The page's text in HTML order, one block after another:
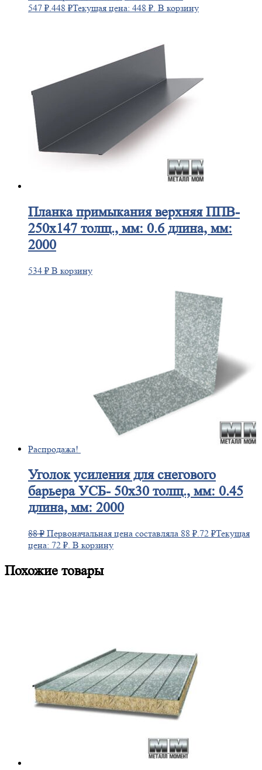
547 ₽.448 ₽Текущая цена: 448 ₽. В корзину
Планкапримыкания верхняя ППВ-
250х147 толщ., мм: 0.6 длина, мм:
2000
534 ₽ В корзину
Распродажа!
Уголокусиления для снегового
барьера УСБ- 50х30 толщ., мм: 0.45
длина, мм: 2000
88₽ Первоначальная цена составляла 88 ₽.72 ₽Текущая
цена: 72 ₽. В корзину
Похожие товары